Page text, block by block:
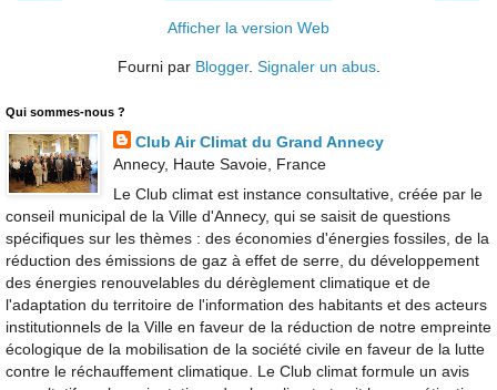
Afficher la version Web
Fourni par Blogger. Signaler un abus.
Qui sommes-nous ?
Club Air Climat du Grand Annecy
Annecy, Haute Savoie, France
Le Club climat est instance consultative, créée par le
conseil municipal de la Ville d'Annecy, qui se saisit de questions
spécifiques sur les thèmes : des économies d'énergies fossiles, de la
réduction des émissions de gaz à effet de serre, du développement
des énergies renouvelables du dérèglement climatique et de
l'adaptation du territoire de l'information des habitants et des acteurs
institutionnels de la Ville en faveur de la réduction de notre empreinte
écologique de la mobilisation de la société civile en faveur de la lutte
contre le réchauffement climatique. Le Club climat formule un avis